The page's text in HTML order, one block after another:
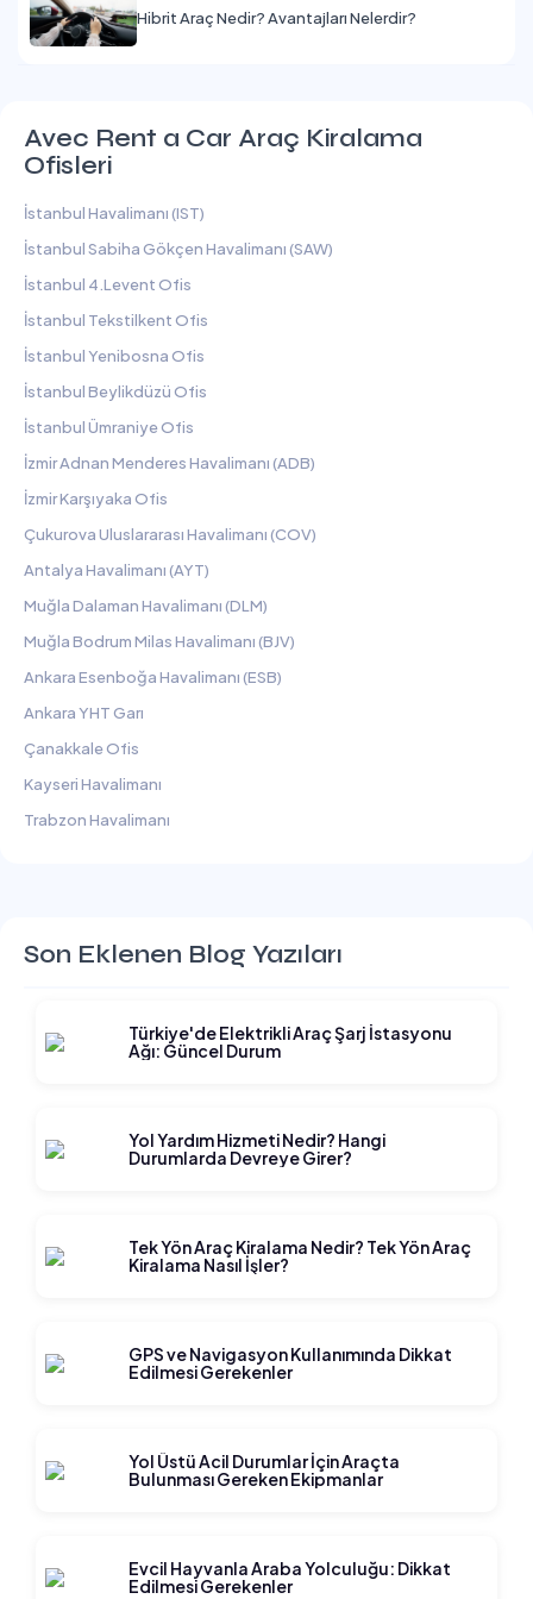
Hibrit Araç Nedir? Avantajları Nelerdir?
Avec Rent a Car Araç Kiralama
Ofisleri
İstanbul Havalimanı (IST)
İstanbul Sabiha Gökçen Havalimanı (SAW)
İstanbul 4.Levent Ofis
İstanbul Tekstilkent Ofis
İstanbul Yenibosna Ofis
İstanbul Beylikdüzü Ofis
İstanbul Ümraniye Ofis
İzmir Adnan Menderes Havalimanı (ADB)
İzmir Karşıyaka Ofis
Çukurova Uluslararası Havalimanı (COV)
Antalya Havalimanı (AYT)
Muğla Dalaman Havalimanı (DLM)
Muğla Bodrum Milas Havalimanı (BJV)
Ankara Esenboğa Havalimanı (ESB)
Ankara YHT Garı
Çanakkale Ofis
Kayseri Havalimanı
Trabzon Havalimanı
Son Eklenen Blog Yazıları
Türkiye'de Elektrikli Araç Şarj İstasyonu
Ağı: Güncel Durum
Yol Yardım Hizmeti Nedir? Hangi
Durumlarda Devreye Girer?
Tek Yön Araç Kiralama Nedir? Tek Yön Araç
Kiralama Nasıl İşler?
GPS ve Navigasyon Kullanımında Dikkat
Edilmesi Gerekenler
Yol Üstü Acil Durumlar İçin Araçta
Bulunması Gereken Ekipmanlar
Evcil Hayvanla Araba Yolculuğu: Dikkat
Edilmesi Gerekenler